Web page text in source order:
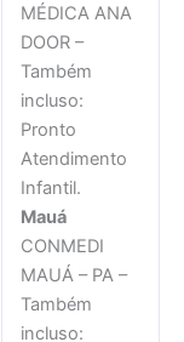
MÉDICA ANA
DOOR –
Também
incluso:
Pronto
Atendimento
Infantil.
Mauá
CONMEDI
MAUÁ – PA –
Também
incluso: